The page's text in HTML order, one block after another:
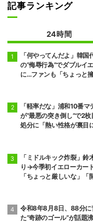
記事ランキング
24時間
「何やってんだよ」韓国
の“侮辱行為”でダブルイ
に…ファンも「ちょっと
「軽率だな」浦和10番
が“最悪の突き倒し”で2
処分に「熱い性格が裏目
「ミドルキック炸裂」鈴
り→今季初イエローカー
「ちょっと厳しいな」「
令和8年8月8日、88分に
た“奇跡のゴール”が話題